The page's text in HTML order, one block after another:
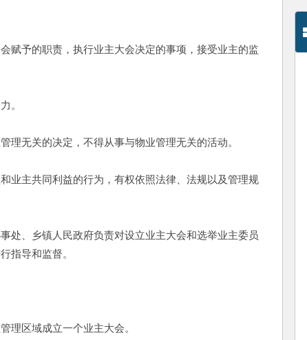
予的职责，执行业主大会决定的事项，接受业主的监
。
无关的决定，不得从事与物业管理无关的活动。
主共同利益的行为，有权依照法律、法规以及管理规
、乡镇人民政府负责对设立业主大会和选举业主委员
指导和监督。
区域成立一个业主大会。